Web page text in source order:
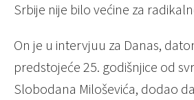
Srbije nije bilo većine za
On je u intervjuu za Danas,
predstojeće 25. godišnjice od
Slobodana Miloševića, dodao